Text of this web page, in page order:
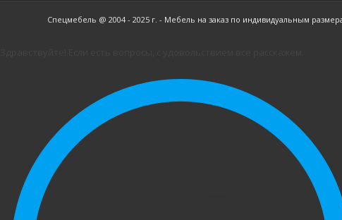
Спецмебель @ 2004 - 2025 г. - Мебель на заказ по индивидуальным